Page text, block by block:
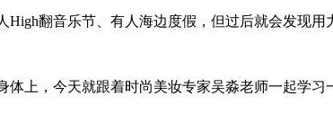
翻音乐节、有人海边度假，但过后就会发现用
上，今天就跟着时尚美妆专家吴淼老师一起学习